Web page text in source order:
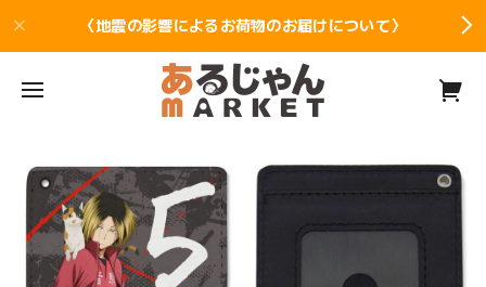
〈地震の影響によるお荷物のお届けについて〉